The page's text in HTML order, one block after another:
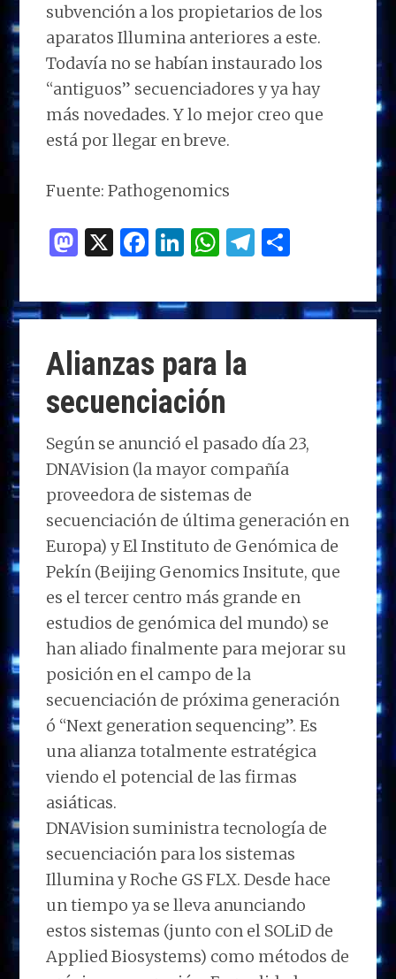
subvención a los propietarios de los
aparatos Illumina anteriores a este.
Todavía no se habían instaurado los
“antiguos” secuenciadores y ya hay
más novedades. Y lo mejor creo que
está por llegar en breve.
Fuente: Pathogenomics
M
to
d
o
n
X F
ce
b
o
o
k
Li
k
e
dI
n
W
at
s
A
p
p
T
e
g
m
p
Alianzas para la
secuenciación
Según se anunció el pasado día 23,
DNAVision (la mayor compañía
proveedora de sistemas de
secuenciación de última generación en
Europa) y El Instituto de Genómica de
Pekín (Beijing Genomics Insitute, que
es el tercer centro más grande en
estudios de genómica del mundo) se
han aliado finalmente para mejorar su
posición en el campo de la
secuenciación de próxima generación
ó “Next generation sequencing”. Es
una alianza totalmente estratégica
viendo el potencial de las firmas
asiáticas.
DNAVision suministra tecnología de
secuenciación para los sistemas
Illumina y Roche GS FLX. Desde hace
un tiempo ya se lleva anunciando
estos sistemas (junto con el SOLiD de
Applied Biosystems) como métodos de